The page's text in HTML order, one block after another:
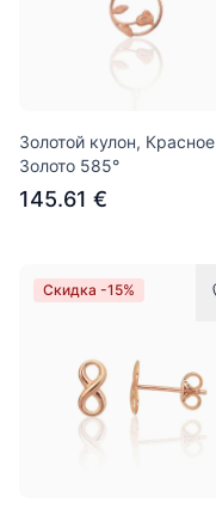
Золотой кулон, Красное
Золото 585°
145.61 €
Скидка -15%